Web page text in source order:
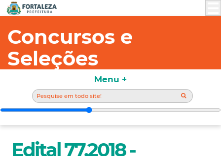
Concursos e
Seleções
Edital 77.2018 -